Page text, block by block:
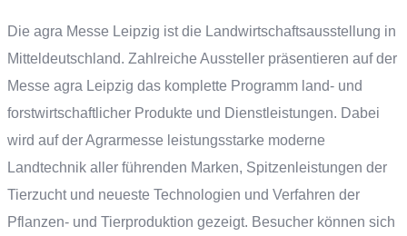
Die agra Messe Leipzig ist die Landwirtschaftsausstellung in
Mitteldeutschland. Zahlreiche Aussteller präsentieren auf der
Messe agra Leipzig das komplette Programm land- und
forstwirtschaftlicher Produkte und Dienstleistungen. Dabei
wird auf der Agrarmesse leistungsstarke moderne
Landtechnik aller führenden Marken, Spitzenleistungen der
Tierzucht und neueste Technologien und Verfahren der
Pflanzen- und Tierproduktion gezeigt. Besucher können sich